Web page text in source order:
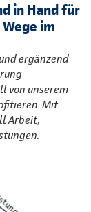
in Hand für
im
ergänzend
von unserem
Mit
Arbeit,